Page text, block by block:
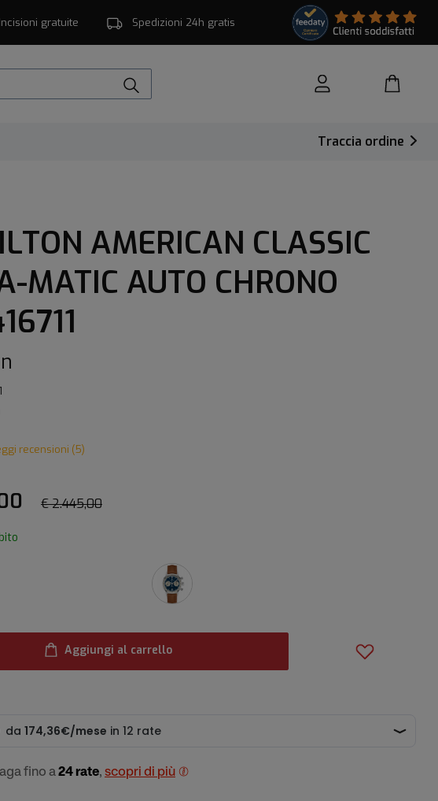
Incisioni gratuite Spedizioni 24h gratis
Traccia ordine
AMERICAN CLASSIC
MATIC AUTO CHRONO
recensioni (5)
€ 2.445,00
Aggiungi al carrello
fino a 24 rate, scopri di più